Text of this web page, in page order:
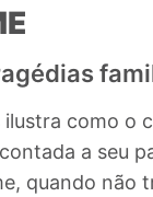
como o
a seu
quando